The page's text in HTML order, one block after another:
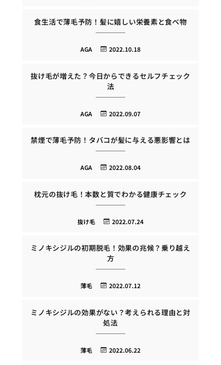
食生活で薄毛予防！髪に嬉しい栄養素と食べ物
2022.10.18
AGA
抜け毛が増えた？今日からできるセルフチェック
法
2022.09.07
AGA
禁煙で薄毛予防！タバコが髪に与える悪影響とは
2022.08.04
AGA
枕元の抜け毛！本数と質でわかる健康チェック
2022.07.24
抜け毛
ミノキシジルの初期脱毛！効果の兆候？乗り越え
方
2022.07.12
薄毛
ミノキシジルの効果がない？考えられる理由と対
処法
2022.06.22
薄毛